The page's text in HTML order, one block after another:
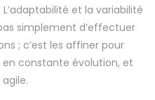
et la variabilité
simplement d’effectuer
; c’est les affiner pour
en constante évolution, et